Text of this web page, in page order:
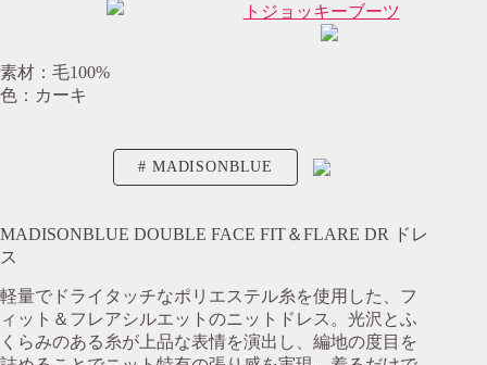
トジョッキーブーツ
素材：毛100%
色：カーキ
MADISONBLUE
MADISONBLUE DOUBLE FACE FIT＆FLARE DR ドレ
ス
軽量でドライタッチなポリエステル糸を使用した、フ
ィット＆フレアシルエットのニットドレス。光沢とふ
くらみのある糸が上品な表情を演出し、編地の度目を